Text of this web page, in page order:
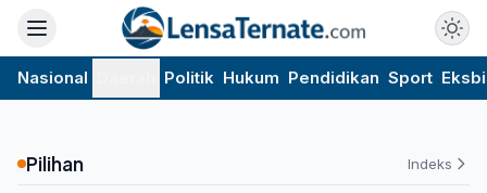
Nasional Politik Hukum Pendidikan Sport
Pilihan Indeks